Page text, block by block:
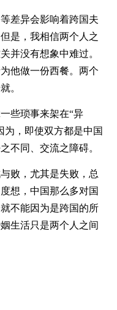
差异会影响着跨国夫
是，我相信两个人之
并没有想象中难过。
他做一份西餐。两个
。
些琐事来架在“异
为，即使双方都是中国
不同、交流之障碍。
败，尤其是失败，总
想，中国那么多对国
不能因为是跨国的所
生活只是两个人之间